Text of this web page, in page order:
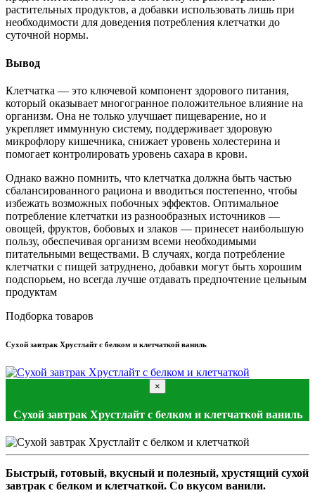
растительных продуктов, а добавки использовать лишь при
необходимости для доведения потребления клетчатки до
суточной нормы.
Вывод
Клетчатка — это ключевой компонент здорового питания,
который оказывает многогранное положительное влияние на
организм. Она не только улучшает пищеварение, но и
укрепляет иммунную систему, поддерживает здоровую
микрофлору кишечника, снижает уровень холестерина и
помогает контролировать уровень сахара в крови.
Однако важно помнить, что клетчатка должна быть частью
сбалансированного рациона и вводиться постепенно, чтобы
избежать возможных побочных эффектов. Оптимальное
потребление клетчатки из разнообразных источников —
овощей, фруктов, бобовых и злаков — принесет наибольшую
пользу, обеспечивая организм всеми необходимыми
питательными веществами. В случаях, когда потребление
клетчатки с пищей затруднено, добавки могут быть хорошим
подспорьем, но всегда лучше отдавать предпочтение цельным
продуктам
Подборка товаров
Сухой завтрак Хрустлайт с белком и клетчаткой ваниль
×
Сухой завтрак Хрустлайт с белком и клетчаткой ваниль
Быстрый, готовый, вкусный и полезный, хрустящий сухой
завтрак с белком и клетчаткой. Со вкусом ванили.